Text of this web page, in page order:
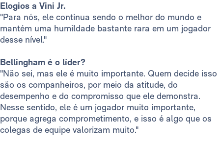
Elogios a Vini Jr.
"Para nós, ele continua sendo o melhor do mundo e
mantém uma humildade bastante rara em um jogador
desse nível."
Bellingham é o líder?
"Não sei, mas ele é muito importante. Quem decide isso
são os companheiros, por meio da atitude, do
desempenho e do compromisso que ele demonstra.
Nesse sentido, ele é um jogador muito importante,
porque agrega comprometimento, e isso é algo que os
colegas de equipe valorizam muito."